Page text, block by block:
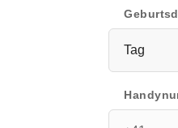
Tag